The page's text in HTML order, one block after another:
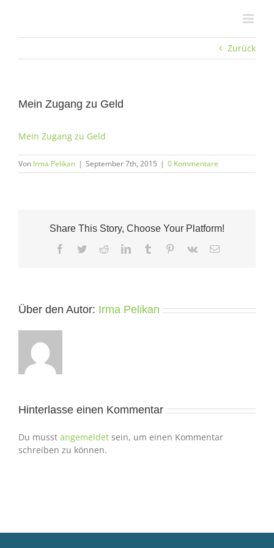
Zurück
Mein Zugang zu Geld
Mein Zugang zu Geld
Von Irma Pelikan | September 7th, 2015 | 0 Kommentare
Share This Story, Choose Your Platform!
Facebook
TwitterRedditLinkedInTumblr Pinterest
Vk
E-
Über den Autor: Irma Pelikan
Hinterlasse einen Kommentar
Du musst angemeldet sein, um einen Kommentar
schreiben zu können.